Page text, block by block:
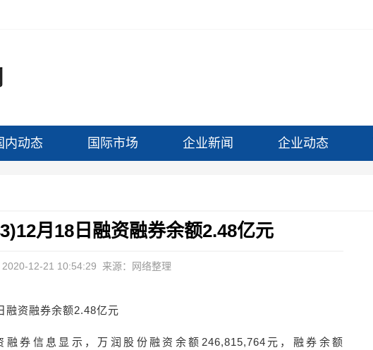
内动态 国际市场 企业新闻 企业动态
月18日融资融券余额2.48亿元
2020-12-21 10:54:29 来源：网络整理
融资融券余额2.48亿元
融券信息显示，万润股份融资余额246,815,764元，融券余额